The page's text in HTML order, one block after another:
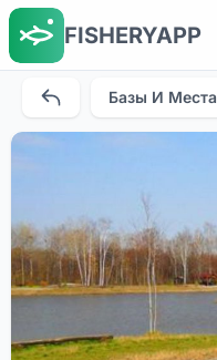
FISHERYAPP
Базы И Места